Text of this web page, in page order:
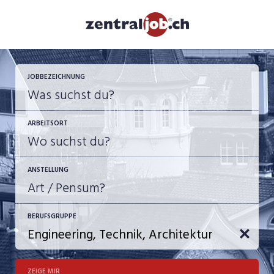
JOBBEZEICHNUNG
ARBEITSORT
ANSTELLUNG
JOB-TYP
10-100%
Festanstellung
BERUFSGRUPPE
ZEIGE MIR